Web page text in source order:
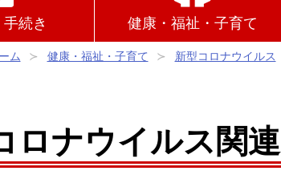
手続き 健康・福祉・子育て
ム 健康・福祉・子育て 新型コロナウイルス
ロナウイルス関連